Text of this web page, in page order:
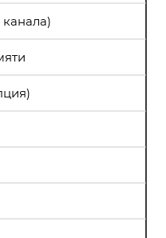
канала)